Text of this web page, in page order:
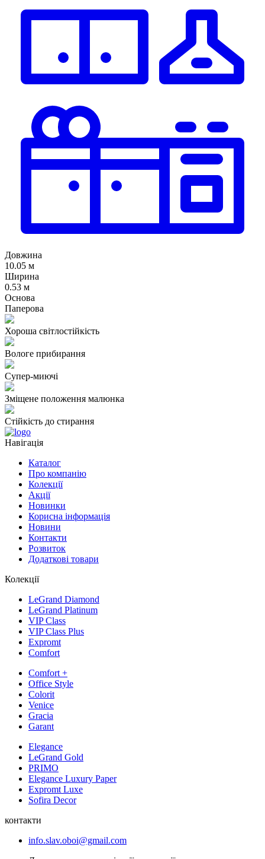
Довжина
10.05 м
Ширина
0.53 м
Основа
Паперова
Хороша світлостійкість
Вологе прибирання
Супер-миючі
Зміщене положення малюнка
Стійкість до стирання
Навігація
Каталог
Про компанію
Колекції
Акції
Новинки
Корисна інформація
Новини
Контакти
Розвиток
Додаткові товари
Колекції
LeGrand Diamond
LeGrand Platinum
VIP Class
VIP Class Plus
Expromt
Comfort
Comfort +
Office Style
Colorit
Venice
Gracia
Garant
Elegance
LeGrand Gold
PRIMO
Elegance Luxury Paper
Expromt Luxe
Sofira Decor
контакти
info.slav.oboi@gmail.com